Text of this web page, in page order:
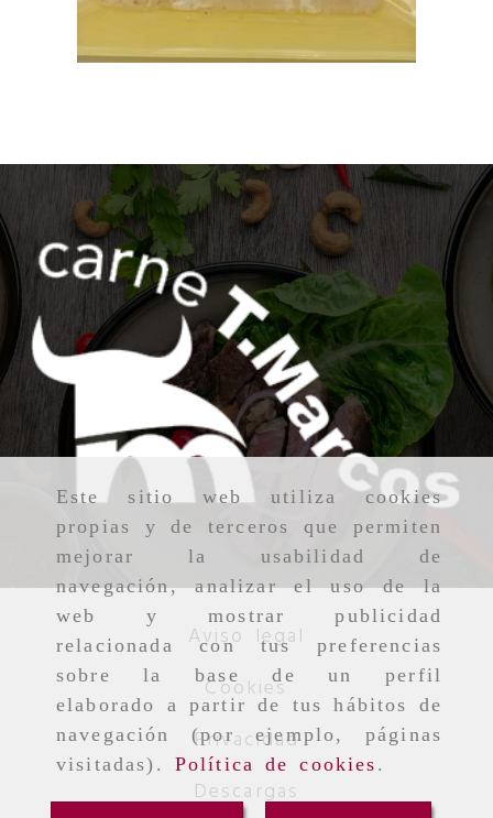
Este sitio web utiliza cookies
propias y de terceros que permiten
mejorar la usabilidad de
navegación, analizar el uso de la
web y mostrar publicidad
relacionada con tus preferencias
sobre la base de un perfil
elaborado a partir de tus hábitos de
navegación (por ejemplo, páginas
visitadas). Política de cookies .
Aviso legal
Cookies
Privacidad
Descargas